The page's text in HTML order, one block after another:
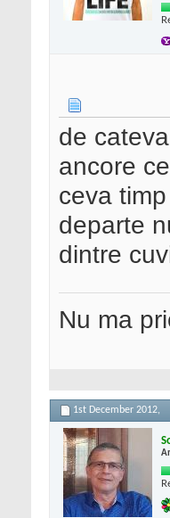
de
ancore
ceva
departe
dintre
Nu ma
1st December 2012,